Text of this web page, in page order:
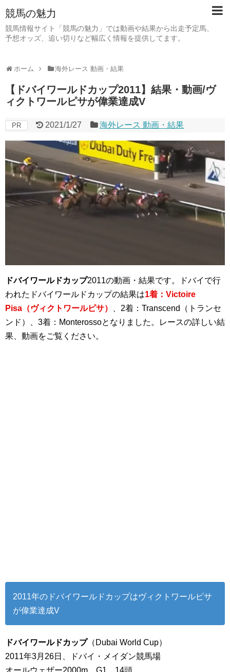
競馬の魅力
競馬情報サイト「競馬の魅力」では動画や結果から出走予定馬、
予想オッズ、追い切りなど幅広く情報を提供してます。
ホーム 海外レース 動画・結果
【ドバイワールドカップ2011】結果・動画/ヴ
ィクトワールピサが偉業達成V
PR 2021/1/27 海外レース 動画・結果
ドバイワールドカップ2011の動画・結果です。ドバイで行
われたドバイワールドカップの結果は1着：Victoire
Pisa（ヴィクトワールピサ）
、2着：Transcend（トランセ
ンド）、3着：Monterossoとなりました。レースの詳しい結
果、動画をご覧ください。
2011年のドバイワールドカップはヴィクトワールピサ
が偉業達成V
ドバイワールドカップ（Dubai World Cup）
2011年3月26日、ドバイ・メイダン競馬場